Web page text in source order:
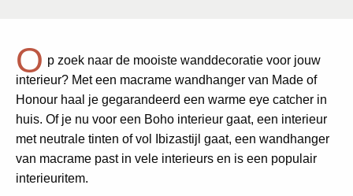
O p zoek naar de mooiste wanddecoratie voor jouw
interieur? Met een macrame wandhanger van Made of
Honour haal je gegarandeerd een warme eye catcher in
huis. Of je nu voor een Boho interieur gaat, een interieur
met neutrale tinten of vol Ibizastijl gaat, een wandhanger
van macrame past in vele interieurs en is een populair
interieuritem.